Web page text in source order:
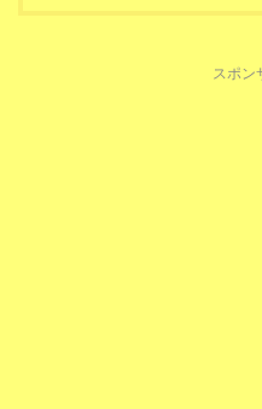
スポン